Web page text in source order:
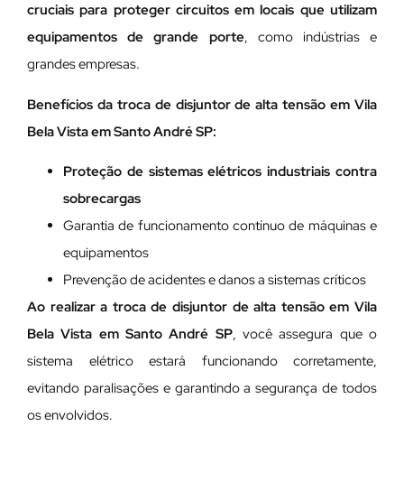
cruciais para proteger circuitos em locais que utilizam
equipamentos de grande porte, como indústrias e
grandes empresas.
Benefícios da troca de disjuntor de alta tensão em Vila
Bela Vista em Santo André SP:
Proteção de sistemas elétricos industriais contra
sobrecargas
Garantia de funcionamento contínuo de máquinas e
equipamentos
Prevenção de acidentes e danos a sistemas críticos
Ao realizar a troca de disjuntor de alta tensão em Vila
Bela Vista em Santo André SP, você assegura que o
sistema elétrico estará funcionando corretamente,
evitando paralisações e garantindo a segurança de todos
os envolvidos.